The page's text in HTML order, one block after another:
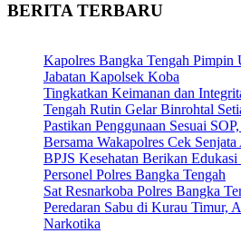
BERITA TERBARU
Kapolres Bangka Tengah Pimpin
Jabatan Kapolsek Koba
Tingkatkan Keimanan dan
Tengah Rutin Gelar Binrohtal
Pastikan Penggunaan Sesuai
Bersama Wakapolres Cek
BPJS Kesehatan Berikan
Personel Polres Bangka Tengah
Sat Resnarkoba Polres Bangka
Peredaran Sabu di Kurau Timur,
Narkotika